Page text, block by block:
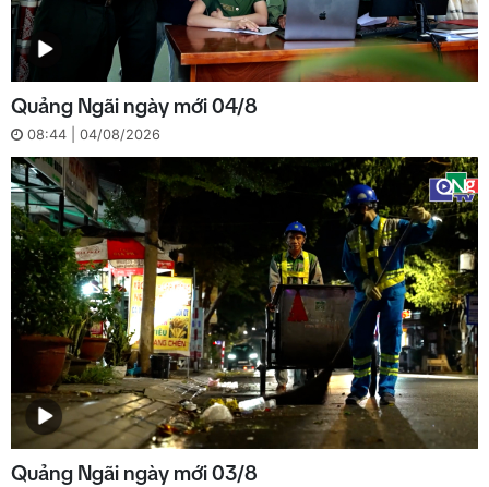
Quảng Ngãi ngày mới 04/8
08:44 | 04/08/2026
Quảng Ngãi ngày mới 03/8